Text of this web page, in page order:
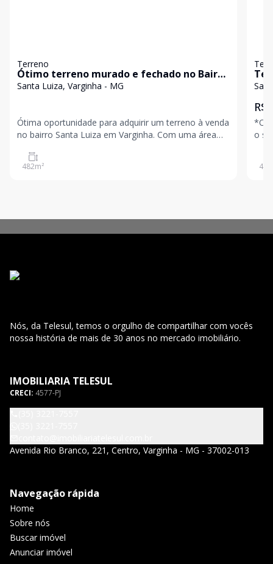
Terreno
Ótimo terreno murado e fechado no Bairro
Santa Luiza
Santa Luiza, Varginha - MG
Ótima oportunidade para adquirir um terreno à venda
no bairro Santa Luiza em Varginha. Com uma área
ideal para a construção do seu projeto dos sonhos.
Não perca a chance de investir em uma localização
482m²
R$
o seu
480
Nós, da Telesul, temos o orgulho de compartilhar com vocês
nossa história de mais de 30 anos no mercado imobiliário.
IMOBILIARIA TELESUL
CRECI: 4577-PJ
Avenida Rio Branco, 221, Centro, Varginha - MG - 37002-013
Navegação rápida
Home
Sobre nós
Buscar imóvel
Anunciar imóvel